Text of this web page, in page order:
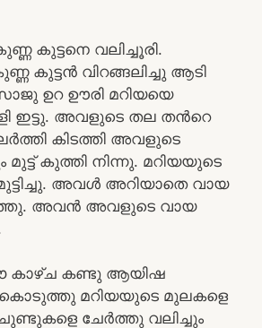
കുട്ടനെ വലിച്ചൂരി.
കുട്ടൻ വിറങ്ങലിച്ചു ആടി
ഉറ ഊരി മറിയയെ
ഇട്ടു. അവളുടെ തല തൻറെ
കിടത്തി അവളുടെ
കുത്തി നിന്നു. മറിയയുടെ
അവൾ അറിയാതെ വായ
അവൻ അവളുടെ വായ
കാഴ്ച കണ്ടു ആയിഷ
മറിയയുടെ മുലകളെ
ചേർത്തു വലിച്ചും